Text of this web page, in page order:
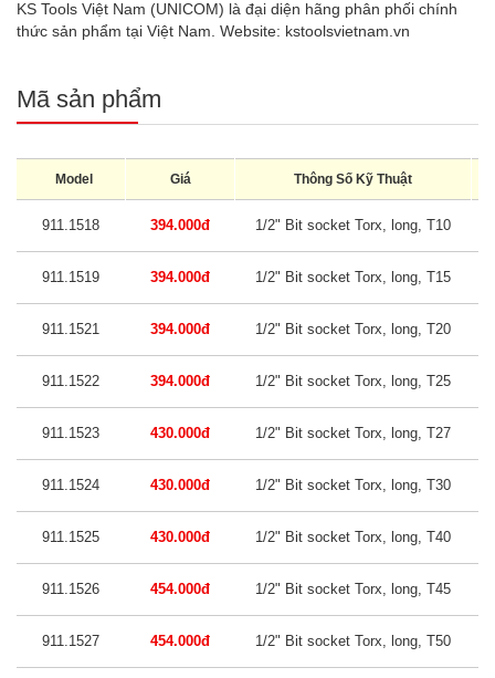
KS Tools Việt Nam (UNICOM) là đại diện hãng phân phối chính
thức sản phẩm tại Việt Nam. Website: kstoolsvietnam.vn
Mã sản phẩm
Model Giá Thông Số Kỹ Thuật
911.1518 394.000đ 1/2" Bit socket Torx, long, T10
911.1519 394.000đ 1/2" Bit socket Torx, long, T15
911.1521 394.000đ 1/2" Bit socket Torx, long, T20
911.1522 394.000đ 1/2" Bit socket Torx, long, T25
911.1523 430.000đ 1/2" Bit socket Torx, long, T27
911.1524 430.000đ 1/2" Bit socket Torx, long, T30
911.1525 430.000đ 1/2" Bit socket Torx, long, T40
911.1526 454.000đ 1/2" Bit socket Torx, long, T45
911.1527 454.000đ 1/2" Bit socket Torx, long, T50